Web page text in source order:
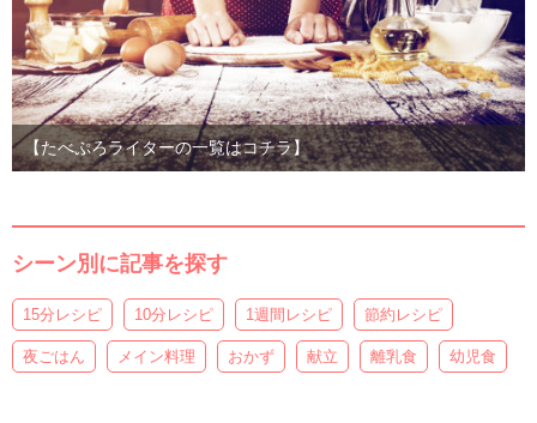
【たべぷろライターの一覧はコチラ】
シーン別に記事を探す
15分レシピ 10分レシピ 1週間レシピ 節約レシピ
夜ごはん メイン料理 おかず 献立 離乳食 幼児食